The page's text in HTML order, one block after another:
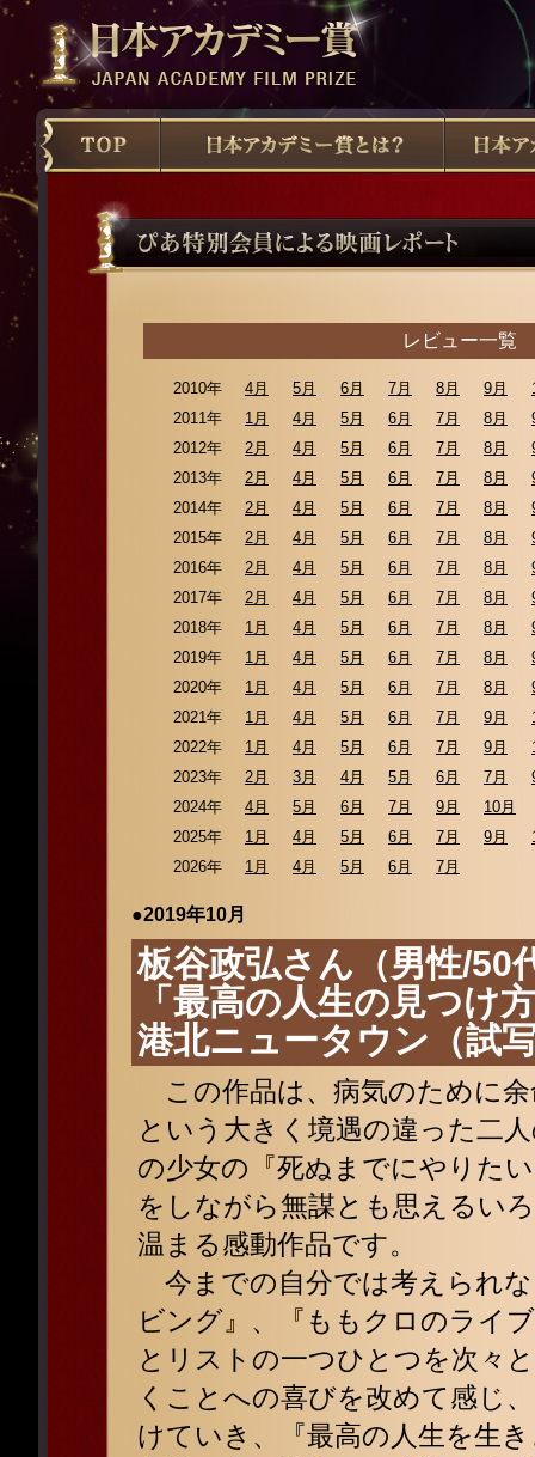
レビュー一覧
2010年 4月 5月 6月 7月 8月 9月
2011年
1月 4月 5月 6月 7月 8月
2012年
2月 4月 5月 6月 7月 8月
2013年
2月 4月 5月 6月 7月 8月
2014年
2月 4月 5月 6月 7月 8月
2015年
2月 4月 5月 6月 7月 8月
2016年
2月 4月 5月 6月 7月 8月
2017年
2月 4月 5月 6月 7月 8月
2018年
1月 4月 5月 6月 7月 8月
2019年
1月 4月 5月 6月 7月 8月
2020年
1月 4月 5月 6月 7月 8月
2021年
1月 4月 5月 6月 7月 9月
2022年
1月 4月 5月 6月 7月 9月
2023年
2月 3月 4月 5月 6月 7月
2024年
4月 5月 6月 7月 9月
10月
2025年
1月 4月 5月 6月 7月 9月
2026年
1月 4月 5月 6月 7月
●2019年10月
板谷政弘さん（男性/50
「最高の人生の見つけ
港北ニュータウン（試
この作品は、病気のために
という大きく境遇の違った二
の少女の『死ぬまでにやりた
をしながら無謀とも思えるい
温まる感動作品です。
今までの自分では考えられ
ビング』、『ももクロのライ
とリストの一つひとつを次々
くことへの喜びを改めて感じ
けていき、『最高の人生を生